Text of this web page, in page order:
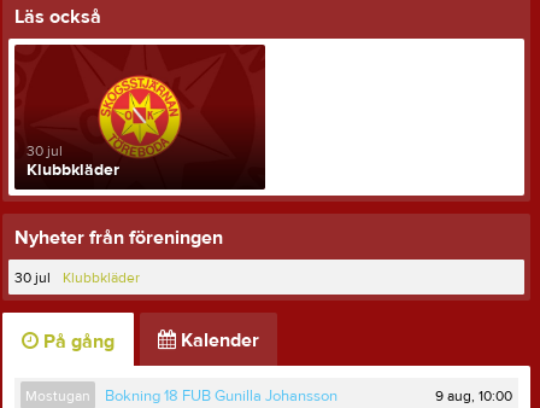
Läs också
30 jul
Klubbkläder
Nyheter från föreningen
30 jul Klubbkläder
På gång Kalender
Mostugan Bokning 18 FUB Gunilla Johansson 9 aug, 10:00